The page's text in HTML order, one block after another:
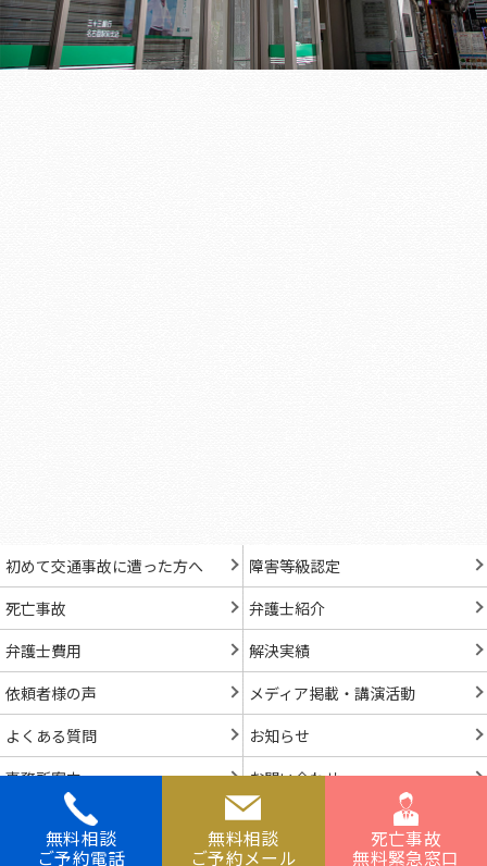
初めて交通事故に遭った方へ
障害等級認定
死亡事故
弁護士紹介
弁護士費用
解決実績
依頼者様の声
メディア掲載・講演活動
よくある質問
お知らせ
事務所案内
お問い合わせ
© Niwa Legal Professional Corporation.
無料相談
ご予約電話
無料相談
ご予約メール
死亡事故
無料緊急窓口